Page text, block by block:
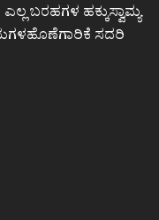
ಬರಹಗಳ ಹಕ್ಕುಸ್ವಾಮ್ಯ
ಸದರಿ